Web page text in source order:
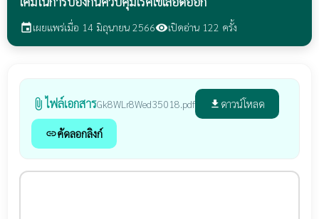
eventเผยแพร่เมื่อ 14 มิถุนายน 2566visibilityเปิดอ่าน 122 ครั้ง
attach_file ไฟล์เอกสารGk8WLr8Wed35018.pdf file_download ดาวน์โหลด
linkคัดลอกลิงก์